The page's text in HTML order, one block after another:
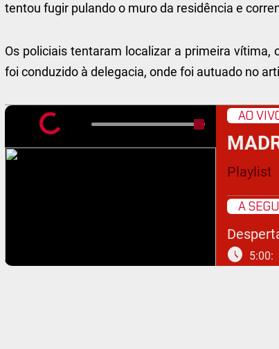
tentou fugir pulando o muro da residência e
Os policiais tentaram localizar a primeira vítima,
foi conduzido à delegacia, onde foi autuado no
AO
Playlist
A
schedule 5:00: